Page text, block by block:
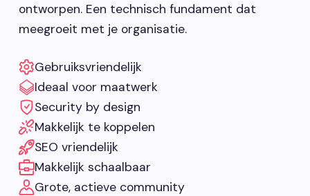
ontworpen. Een technisch fundament dat
meegroeit met je organisatie.
Gebruiksvriendelijk
Ideaal voor maatwerk
Security by design
Makkelijk te koppelen
SEO vriendelijk
Makkelijk schaalbaar
Grote, actieve community